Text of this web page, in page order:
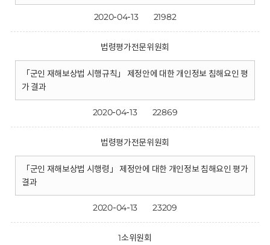
2020-04-13 21982
법령평가전문위원회
「군인 재해보상법 시행규칙」 제정안에 대한 개인정보 침해요인 평
가 결과
2020-04-13 22869
법령평가전문위원회
「군인 재해보상법 시행령」 제정안에 대한 개인정보 침해요인 평가
결과
2020-04-13 23209
1소위원회